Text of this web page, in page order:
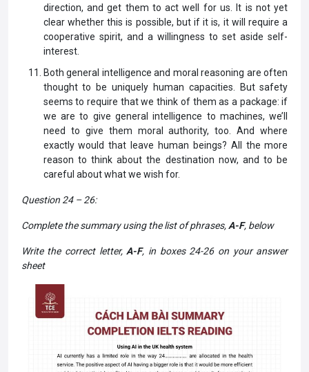
direction, and get them to act well for us. It is not yet
clear whether this is possible, but if it is, it will require a
cooperative spirit, and a willingness to set aside self-
interest.
Both general intelligence and moral reasoning are often
thought to be uniquely human capacities. But safety
seems to require that we think of them as a package: if
we are to give general intelligence to machines, we’ll
need to give them moral authority, too. And where
exactly would that leave human beings? AIl the more
reason to think about the destination now, and to be
careful about what we wish for.
Question 24 – 26:
Complete the summary using the list of phrases,A-F, below
Write the correct letter,A-F, in boxes 24-26 on your answer
sheet